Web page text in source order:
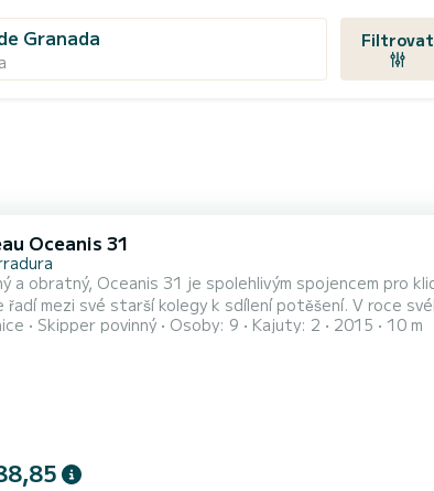
Granada Filtrovat
Oceanis 31
a obratný, Oceanis 31 je spolehlivým spojencem pro
řadí mezi své starší kolegy k sdílení potěšení. V roce
Cruiser
Skipper povinný Osoby: 9 Kajuty: 2 2015 10 m